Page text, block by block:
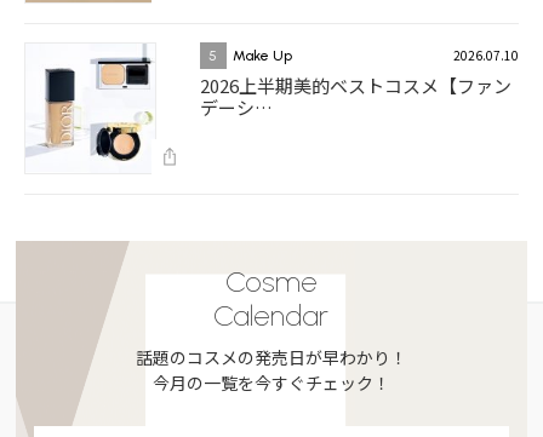
5 Make Up 2026.07.10
2026上半期美的ベストコスメ【ファン
デーシ…
Cosme
Calendar
話題のコスメの発売日が早わかり！
今月の一覧を今すぐチェック！